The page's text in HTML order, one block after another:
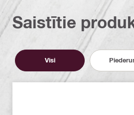
Saistītie
Visi